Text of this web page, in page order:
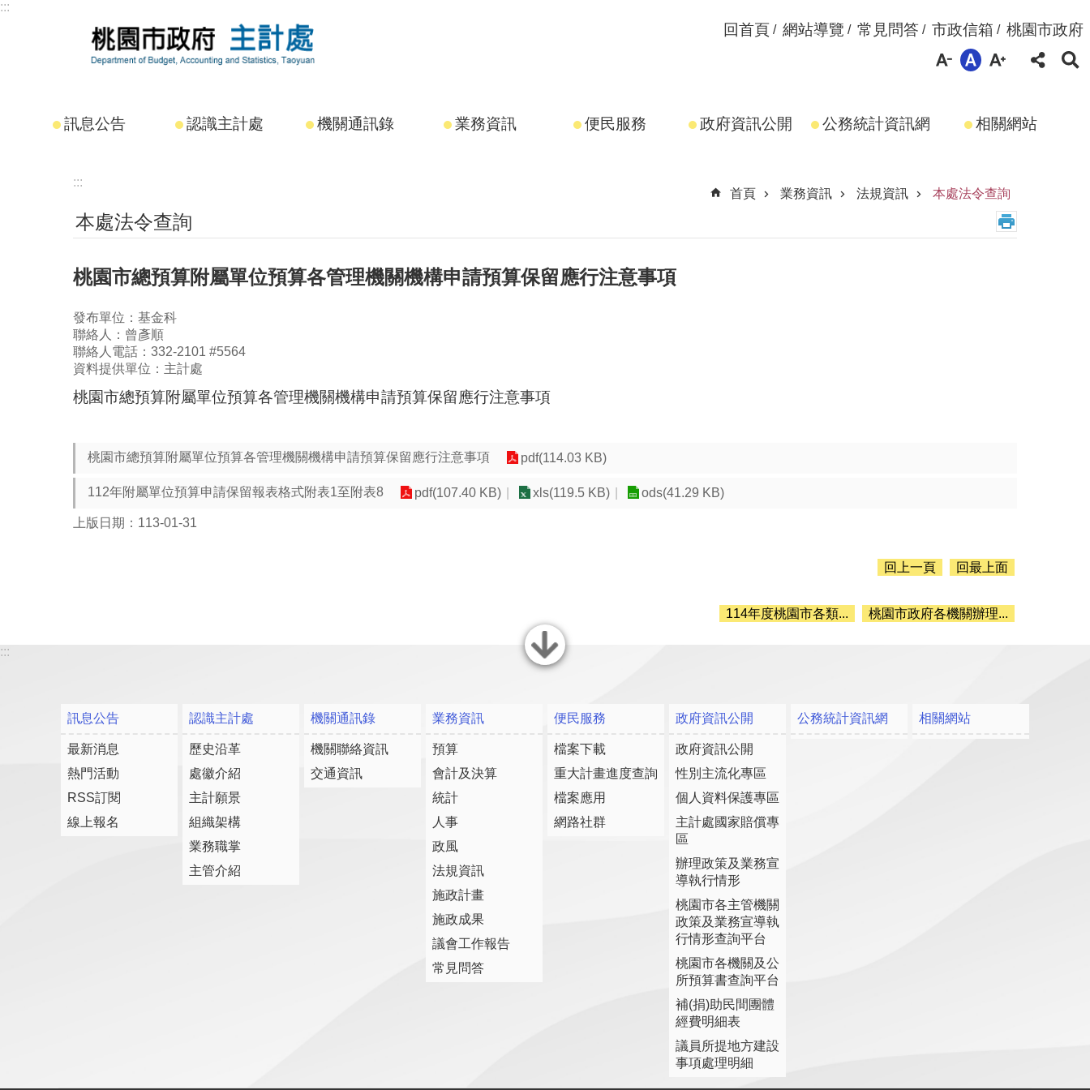
跳到主要內容區塊
:::
回首頁 網站導覽 常見問答 市政信箱 桃園市政府
訊息公告 認識主計處 機關通訊錄 業務資訊 便民服務 政府資訊公開 公務統計資訊網 相關網站
:::
首頁
業務資訊 法規資訊 本處法令查詢
本處法令查詢
桃園市總預算附屬單位預算各管理機關機構申請預算保留應行注意事項
發布單位：基金科
聯絡人：曾彥順
聯絡人電話：332-2101 #5564
資料提供單位：主計處
桃園市總預算附屬單位預算各管理機關機構申請預算保留應行注意事項
桃園市總預算附屬單位預算各管理機關機構申請預算保留應行注意事項 pdf(114.03 KB)
112年附屬單位預算申請保留報表格式附表1至附表8 pdf(107.40 KB) xls(119.5 KB) ods(41.29 KB)
上版日期：113-01-31
回上一頁 回最上面
114年度桃園市各類... 桃園市政府各機關辦理...
關閉
:::
訊息公告
最新消息
熱門活動
RSS訂閱
線上報名
認識主計處
歷史沿革
處徽介紹
主計願景
組織架構
業務職掌
主管介紹
機關通訊錄
機關聯絡資訊
交通資訊
業務資訊
預算
會計及決算
統計
人事
政風
法規資訊
施政計畫
施政成果
議會工作報告
常見問答
便民服務
檔案下載
重大計畫進度查詢
檔案應用
網路社群
政府資訊公開
政府資訊公開
性別主流化專區
個人資料保護專區
主計處國家賠償專
區
辦理政策及業務宣
導執行情形
桃園市各主管機關
政策及業務宣導執
行情形查詢平台
桃園市各機關及公
所預算書查詢平台
補(捐)助民間團體
經費明細表
議員所提地方建設
事項處理明細
公務統計資訊網 相關網站